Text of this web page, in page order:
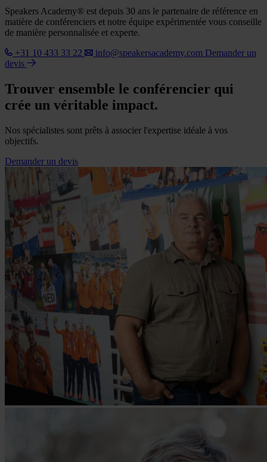
Speakers Academy® est depuis 30 ans le partenaire de référence en
matière de conférenciers et notre équipe expérimentée vous conseille
de manière personnalisée et experte.
+31 10 433 33 22
info@speakersacademy.com Demander un
devis
Trouver ensemble le conférencier qui
crée un véritable impact.
Nos spécialistes sont prêts à associer l'expertise idéale à vos
objectifs.
Demander un devis